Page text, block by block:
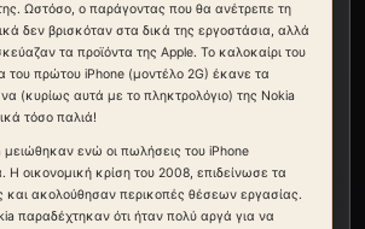
Ωστόσο, ο παράγοντας που θα ανέτρεπε τη
δεν βρισκόταν στα δικά της εργοστάσια, αλλά
τα προϊόντα της Apple. Το καλοκαίρι του
του πρώτου iPhone (μοντέλο 2G) έκανε τα
(κυρίως αυτά με το πληκτρολόγιο) της Nokia
τόσο παλιά!
μειώθηκαν ενώ οι πωλήσεις του iPhone
Η οικονομική κρίση του 2008, επιδείνωσε τα
και ακολούθησαν περικοπές θέσεων εργασίας.
παραδέχτηκαν ότι ήταν πολύ αργά για να